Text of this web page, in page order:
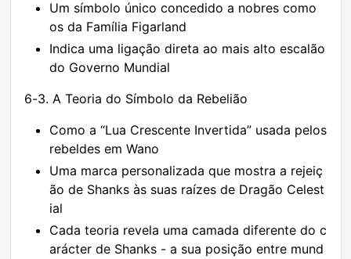
Um símbolo único concedido a nobres como
os da Família Figarland
Indica uma ligação direta ao mais alto escalão
do Governo Mundial
6-3. A Teoria do Símbolo da Rebelião
Como a “Lua Crescente Invertida” usada pelos
rebeldes em Wano
Uma marca personalizada que mostra a rejeiç
ão de Shanks às suas raízes de Dragão Celest
ial
Cada teoria revela uma camada diferente do c
arácter de Shanks - a sua posição entre mund